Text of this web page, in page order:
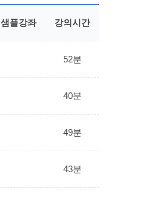
샘플강좌 강의시간
52분
40분
49분
43분